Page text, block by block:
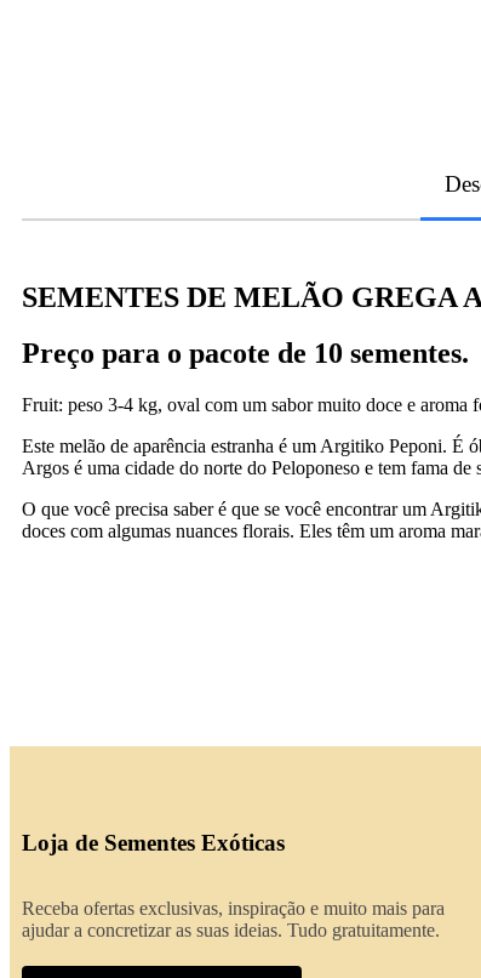
SEMENTES DE MELÃO GREGA
Preço para o pacote de 10 sementes.
Fruit: peso 3-4 kg, oval com um sabor muito doce e aroma
Este melão de aparência estranha é um Argitiko Peponi. É
Argos é uma cidade do norte do Peloponeso e tem fama
O que você precisa saber é que se você encontrar um
doces com algumas nuances florais. Eles têm um aroma
Loja de Sementes Exóticas
Receba ofertas exclusivas, inspiração e muito mais para
ajudar a concretizar as suas ideias. Tudo gratuitamente.